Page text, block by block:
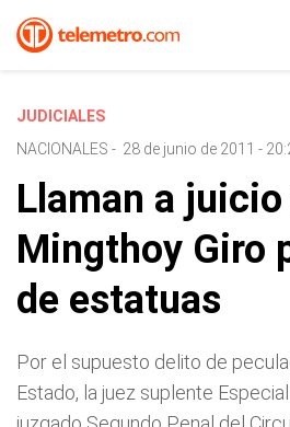
JUDICIALES
NACIONALES - 28 de junio de 2011 -
Llaman a juicio
Mingthoy Giro
de estatuas
Por el supuesto delito de
Estado, la juez suplente